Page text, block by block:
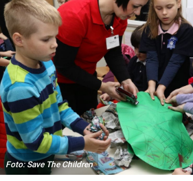
Foto: Save The Children